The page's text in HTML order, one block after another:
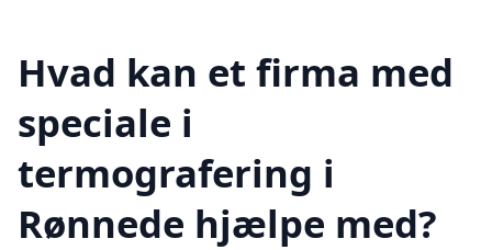
Hvad kan et firma med
speciale i
termografering i
Rønnede hjælpe med?